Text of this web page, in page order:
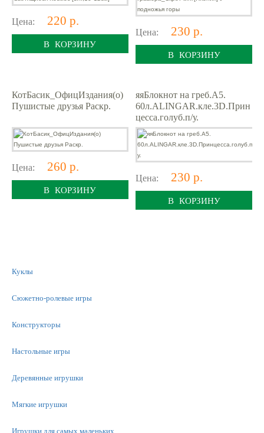
Цена: 220 р.
В КОРЗИНУ
Цена: 230 р.
В КОРЗИНУ
КотБасик_ОфицИздания(о)
Пушистые друзья Раскр.
Цена: 260 р.
В КОРЗИНУ
яяБлокнот на греб.А5.
60л.ALINGAR.кле.3D.Прин
цесса.голуб.п/у.
Цена: 230 р.
В КОРЗИНУ
Куклы
Сюжетно-ролевые игры
Конструкторы
Настольные игры
Деревянные игрушки
Мягкие игрушки
Игрушки для самых маленьких